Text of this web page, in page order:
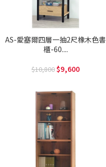
AS-愛塞爾四層一抽2尺橡木色書
櫃-60....
10,800 9,600